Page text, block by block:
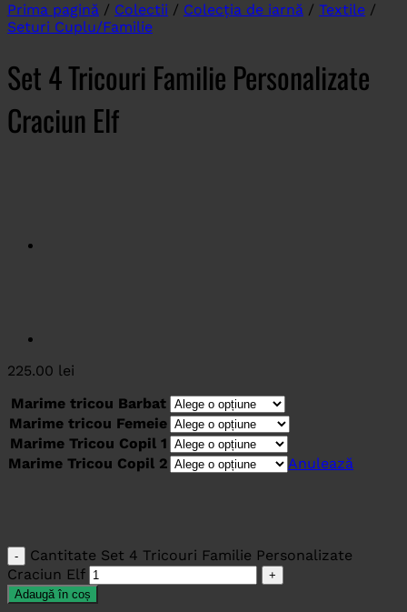
Prima pagină / Colectii / Colecția de iarnă / Textile /
Seturi Cuplu/Familie
Set 4 Tricouri Familie Personalizate
Craciun Elf
225.00 lei
Marime tricou Barbat
Marime tricou Femeie
Marime Tricou Copil 1
Marime Tricou Copil 2
Anulează
Cantitate Set 4 Tricouri Familie Personalizate
Craciun Elf
Adaugă în coș